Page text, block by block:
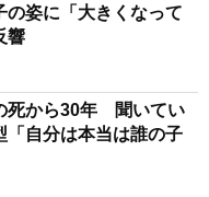
姿に「大きくなって
響
死から30年 聞いてい
「自分は本当は誰の子